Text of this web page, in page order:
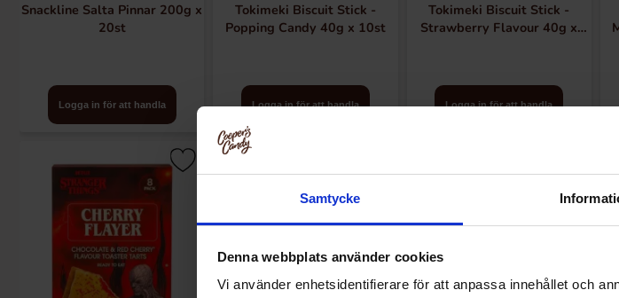
Samtycke
Denna webbplats använder cookies
Vi använder enhetsidentifierare för att anpassa innehållet och
Snackline Salta Pinnar 200g x
20st
Logga in för att handla
Tokimeki Biscuit Stick -
Popping Candy 40g x 10st
Logga in för att handla
Tokimeki Biscuit Stick -
Strawberry Flavour 40g x
Logga in för att handla